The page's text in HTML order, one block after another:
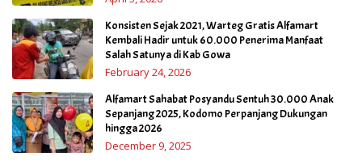
Konsisten Sejak 2021, Warteg Gratis Alfamart
Kembali Hadir untuk 60.000 Penerima Manfaat
Salah Satunya di Kab Gowa
February 24, 2026
Alfamart Sahabat Posyandu Sentuh 30.000 Anak
Sepanjang 2025, Kodomo Perpanjang Dukungan
hingga 2026
December 9, 2025